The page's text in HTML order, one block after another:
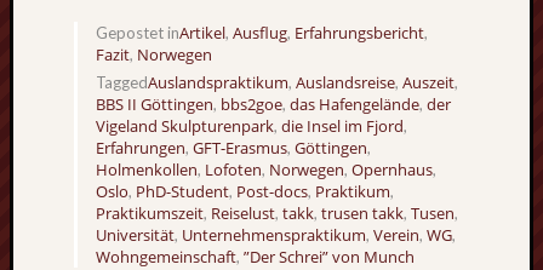
Gepostet inArtikel, Ausflug, Erfahrungsbericht,
Fazit, Norwegen
TaggedAuslandspraktikum, Auslandsreise, Auszeit,
BBS II Göttingen, bbs2goe, das Hafengelände, der
Vigeland Skulpturenpark, die Insel im Fjord,
Erfahrungen, GFT-Erasmus, Göttingen,
Holmenkollen, Lofoten, Norwegen, Opernhaus,
Oslo, PhD-Student, Post-docs, Praktikum,
Praktikumszeit, Reiselust, takk, trusen takk, Tusen,
Universität, Unternehmenspraktikum, Verein, WG,
Wohngemeinschaft, ”Der Schrei” von Munch